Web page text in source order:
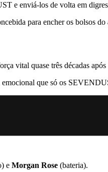
e enviá-los de volta em
para encher os bolsos
vital quase três décadas
que só os
e Morgan Rose (bateria).